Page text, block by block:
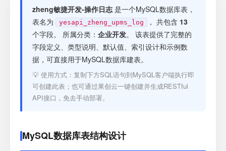
接口测试
zheng敏捷开发-操作日志是一个MySQL数据库表，
表名为
yesapi_zheng_upms_log ， 共包含 13
个字段。 所属分类： 企业开发。 该表提供了完整的
字段定义、类型说明、默认值、索引设计和示例数
据，可直接用于MySQL数据库建表。
💡 使用方式：复制下方SQL语句到MySQL客户端执行即
可创建此表；也可通过果创云一键创建并生成RESTful
API接口，免去手动部署。
MySQL数据库表结构设计